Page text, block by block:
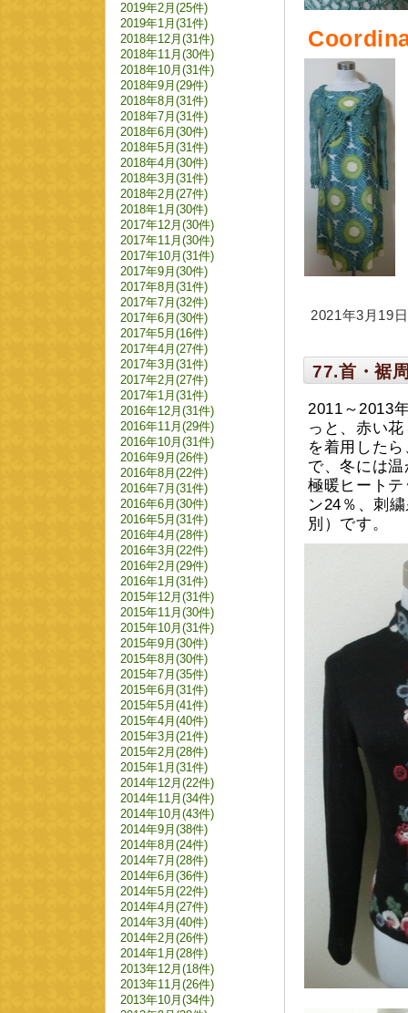
2021年3月19
77.首・裾
2011～2013
っと、赤い
を着用した
で、冬には
極暖ヒート
ン24％、刺
別）です。
2019年2月(25件)
2019年1月(31件)
2018年12月(31件)
2018年11月(30件)
2018年10月(31件)
2018年9月(29件)
2018年8月(31件)
2018年7月(31件)
2018年6月(30件)
2018年5月(31件)
2018年4月(30件)
2018年3月(31件)
2018年2月(27件)
2018年1月(30件)
2017年12月(30件)
2017年11月(30件)
2017年10月(31件)
2017年9月(30件)
2017年8月(31件)
2017年7月(32件)
2017年6月(30件)
2017年5月(16件)
2017年4月(27件)
2017年3月(31件)
2017年2月(27件)
2017年1月(31件)
2016年12月(31件)
2016年11月(29件)
2016年10月(31件)
2016年9月(26件)
2016年8月(22件)
2016年7月(31件)
2016年6月(30件)
2016年5月(31件)
2016年4月(28件)
2016年3月(22件)
2016年2月(29件)
2016年1月(31件)
2015年12月(31件)
2015年11月(30件)
2015年10月(31件)
2015年9月(30件)
2015年8月(30件)
2015年7月(35件)
2015年6月(31件)
2015年5月(41件)
2015年4月(40件)
2015年3月(21件)
2015年2月(28件)
2015年1月(31件)
2014年12月(22件)
2014年11月(34件)
2014年10月(43件)
2014年9月(38件)
2014年8月(24件)
2014年7月(28件)
2014年6月(36件)
2014年5月(22件)
2014年4月(27件)
2014年3月(40件)
2014年2月(26件)
2014年1月(28件)
2013年12月(18件)
2013年11月(26件)
2013年10月(34件)